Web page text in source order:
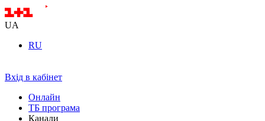
UA
RU
Вхід в кабінет
Онлайн
ТБ програма
Канали